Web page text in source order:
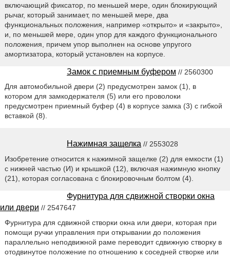
включающий фиксатор, по меньшей мере, один блокирующий
рычаг, который занимает, по меньшей мере, два
функциональных положения, например «открыто» и «закрыто»,
и, по меньшей мере, один упор для каждого функционального
положения, причем упор выполнен на основе упругого
амортизатора, который установлен на корпусе.
Замок с приемным буфером // 2560300
Для автомобильной двери (2) предусмотрен замок (1), в
котором для замкодержателя (5) или его проволоки
предусмотрен приемный буфер (4) в корпусе замка (3) с гибкой
вставкой (8).
Нажимная защелка // 2553028
Изобретение относится к нажимной защелке (2) для емкости (1)
с нижней частью (И) и крышкой (12), включая нажимную кнопку
(21), которая согласована с блокировочным болтом (4).
Фурнитура для сдвижной створки окна
или двери // 2547647
Фурнитура для сдвижной створки окна или двери, которая при
помощи ручки управления при открывании до положения
параллельно неподвижной раме переводит сдвижную створку в
отодвинутое положение по отношению к соседней створке или